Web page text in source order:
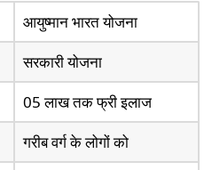
आयुष्मान भारत योजना
सरकारी योजना
05 लाख तक फ्री इलाज
गरीब वर्ग के लोगों को